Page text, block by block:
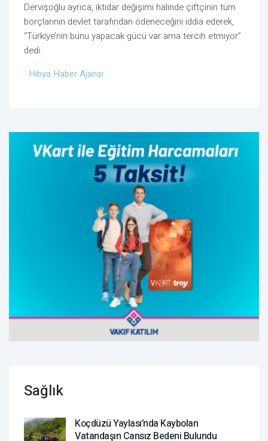
Dervişoğlu ayrıca, iktidar değişimi halinde çiftçinin tüm
borçlarının devlet tarafından ödeneceğini iddia ederek,
“Türkiye’nin bunu yapacak gücü var ama tercih etmiyor”
dedi.
Hibya Haber Ajansı
Sağlık
Koçdüzü Yaylası’nda Kaybolan
Vatandaşın Cansız Bedeni Bulundu